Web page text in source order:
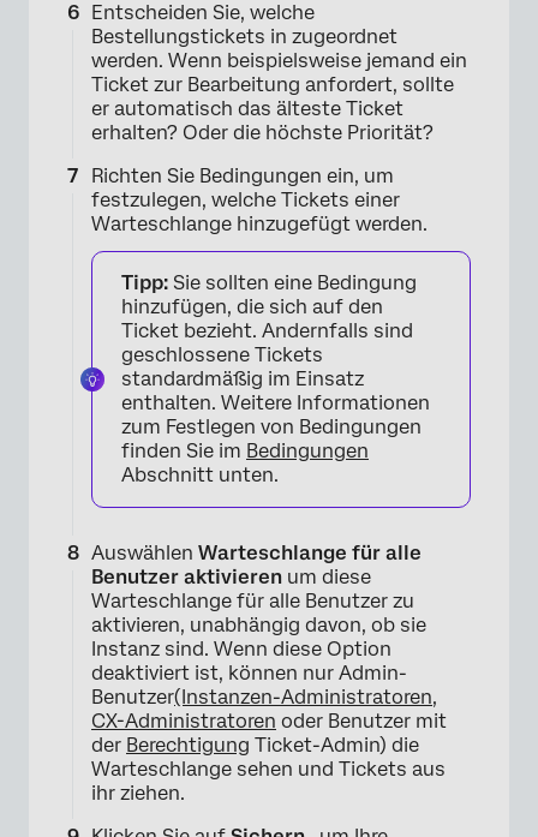
×
×
Entscheiden Sie, welche
Bestellungstickets in zugeordnet
werden. Wenn beispielsweise jemand ein
Ticket zur Bearbeitung anfordert, sollte
er automatisch das älteste Ticket
erhalten? Oder die höchste Priorität?
Richten Sie Bedingungen ein, um
festzulegen, welche Tickets einer
Warteschlange hinzugefügt werden.
Tipp: Sie sollten eine Bedingung
hinzufügen, die sich auf den
Ticket bezieht. Andernfalls sind
geschlossene Tickets
standardmäßig im Einsatz
enthalten. Weitere Informationen
zum Festlegen von Bedingungen
finden Sie im Bedingungen
Abschnitt unten.
Auswählen Warteschlange für alle
Benutzer aktivieren um diese
Warteschlange für alle Benutzer zu
aktivieren, unabhängig davon, ob sie
Instanz sind. Wenn diese Option
deaktiviert ist, können nur Admin-
Benutzer(Instanzen-Administratoren,
CX-Administratoren oder Benutzer mit
der Berechtigung Ticket-Admin) die
Warteschlange sehen und Tickets aus
ihr ziehen.